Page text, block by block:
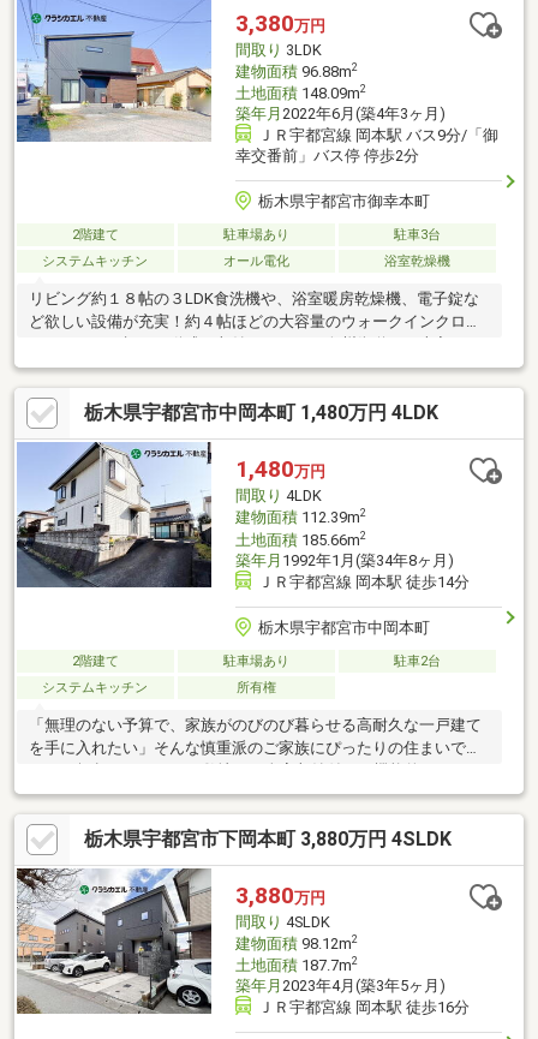
わせは、電話・メール・見学予約どれでもOK！また、しつこい営
業活動はしてません！まずは、お気軽にお問い合わせください！
3,380万円
間取り 3LDK
建物面積96.88m2
土地面積148.09m2
築年月 2022年6月(築4年3ヶ月)
ＪＲ宇都宮線 岡本駅 バス9分/「御
幸交番前」バス停 停歩2分
栃木県宇都宮市御幸本町
2階建て 駐車場あり
駐車3台
システムキッチン
オール電化 浴室乾燥機
リビング約１８帖の３LDK食洗機や、浴室暖房乾燥機、電子錠な
ど欲しい設備が充実！約４帖ほどの大容量のウォークインクロー
た、平出工業団地すぐそばの物件。４号線までのアクセス良好！
コンビニまで徒歩約６分！大型スーパーまで車で約５分ほどの立
地です。御幸小学校 歩約１６分（約１２００ｍ）鬼怒中学校
自転車で１３分ほど（約２２００ｍ）
栃木県宇都宮市中岡本町 1,480万円 4LDK
1,480万円
間取り 4LDK
建物面積112.39m2
土地面積185.66m2
築年月 1992年1月(築34年8ヶ月)
ＪＲ宇都宮線 岡本駅 徒歩14分
栃木県宇都宮市中岡本町
2階建て 駐車場あり
駐車2台
システムキッチン
所有権
「無理のない予算で、家族がのびのび暮らせる高耐久な一戸建て
を手に入れたい」そんな慎重派のご家族にぴったりの住まいで
確保。南向きのワイドバルコニーはお布団や洗濯物を一気に干せ
る贅沢な広さです。国道4号線バイパス近くで休日のお出かけも思
いのまま。クラシカエル不動産では、マイホーム購入後も今の生
活水準を豊かに保つための資金計画「みらい家計簿」の無料作成
から丁寧にお手伝いいたします。■宇都宮市立岡本北小学校徒歩
12分■マツモトキヨシ宇都宮岡本店車約3分資料請求または見学予
約からお気軽にお問い合わせください
栃木県宇都宮市下岡本町 3,880万円 4SLDK
3,880万円
間取り 4SLDK
建物面積98.12m2
土地面積187.7m2
築年月 2023年4月(築3年5ヶ月)
ＪＲ宇都宮線 岡本駅 徒歩16分